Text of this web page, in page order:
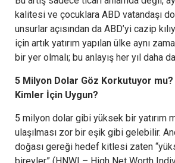
kalitesi ve çocuklara ABD vatandaşı
unsurlar açısından da ABD’yi cazip
için artık yatırım yapılan ülke aynı
bir yer olmalı; bu anlayış her yıl daha
5 Milyon Dolar Göz Korkutuyor
Kimler İçin Uygun?
5 milyon dolar gibi yüksek bir yatırım
ulaşılması zor bir eşik gibi gelebilir.
doğası gereği hedef kitlesi zaten